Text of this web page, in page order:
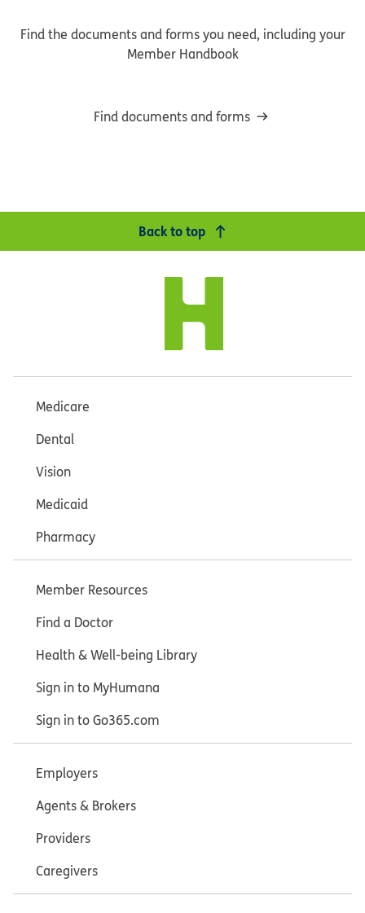
Find the documents and forms you need, including your
Member Handbook
Find documents and forms
Back to top
Medicare
Dental
Vision
Medicaid
Pharmacy
Member Resources
Find a Doctor
Health & Well-being Library
Sign in to MyHumana
Sign in to Go365.com
Employers
Agents & Brokers
Providers
Caregivers